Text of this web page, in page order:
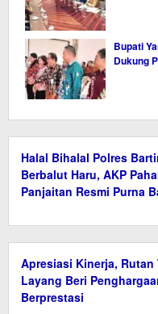
Bupati
Dukung
Halal Bihalal Polres
Berbalut Haru, AKP
Panjaitan Resmi Purna
Apresiasi Kinerja, Rutan
Layang Beri
Berprestasi